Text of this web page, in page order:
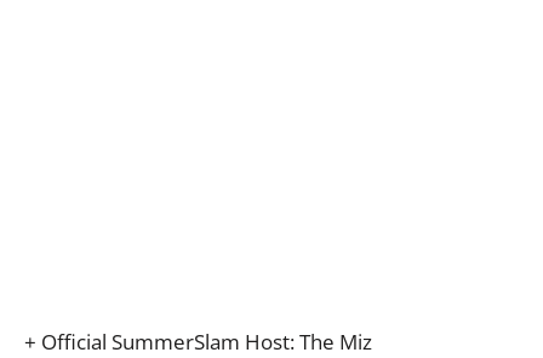
+ Official SummerSlam Host: The Miz